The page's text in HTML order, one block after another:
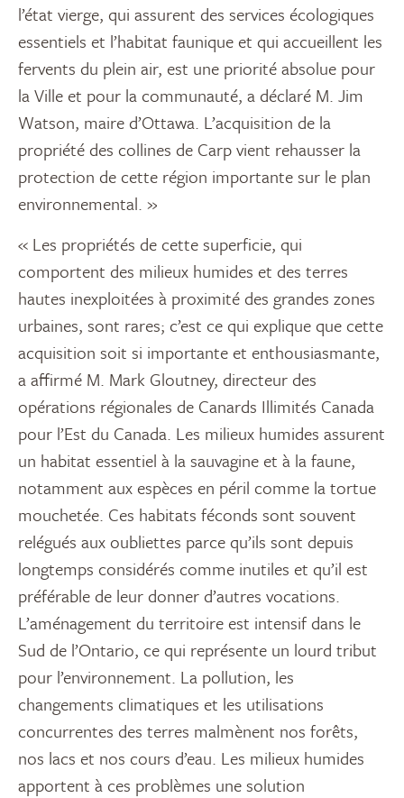
l’état vierge, qui assurent des services écologiques
essentiels et l’habitat faunique et qui accueillent les
fervents du plein air, est une priorité absolue pour
la Ville et pour la communauté, a déclaré M. Jim
Watson, maire d’Ottawa. L’acquisition de la
propriété des collines de Carp vient rehausser la
protection de cette région importante sur le plan
environnemental. »
« Les propriétés de cette superficie, qui
comportent des milieux humides et des terres
hautes inexploitées à proximité des grandes zones
urbaines, sont rares; c’est ce qui explique que cette
acquisition soit si importante et enthousiasmante,
a affirmé M. Mark Gloutney, directeur des
opérations régionales de Canards Illimités Canada
pour l’Est du Canada. Les milieux humides assurent
un habitat essentiel à la sauvagine et à la faune,
notamment aux espèces en péril comme la tortue
mouchetée. Ces habitats féconds sont souvent
relégués aux oubliettes parce qu’ils sont depuis
longtemps considérés comme inutiles et qu’il est
préférable de leur donner d’autres vocations.
L’aménagement du territoire est intensif dans le
Sud de l’Ontario, ce qui représente un lourd tribut
pour l’environnement. La pollution, les
changements climatiques et les utilisations
concurrentes des terres malmènent nos forêts,
nos lacs et nos cours d’eau. Les milieux humides
apportent à ces problèmes une solution